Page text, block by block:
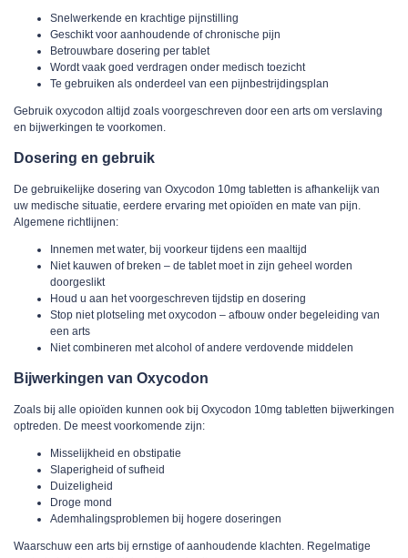
Snelwerkende en krachtige pijnstilling
Geschikt voor aanhoudende of chronische pijn
Betrouwbare dosering per tablet
Wordt vaak goed verdragen onder medisch toezicht
Te gebruiken als onderdeel van een pijnbestrijdingsplan
Gebruik oxycodon altijd zoals voorgeschreven door een arts om verslaving
en bijwerkingen te voorkomen.
Dosering en gebruik
De gebruikelijke dosering van Oxycodon 10mg tabletten is afhankelijk van
uw medische situatie, eerdere ervaring met opioïden en mate van pijn.
Algemene richtlijnen:
Innemen met water, bij voorkeur tijdens een maaltijd
Niet kauwen of breken – de tablet moet in zijn geheel worden
doorgeslikt
Houd u aan het voorgeschreven tijdstip en dosering
Stop niet plotseling met oxycodon – afbouw onder begeleiding van
een arts
Niet combineren met alcohol of andere verdovende middelen
Bijwerkingen van Oxycodon
Zoals bij alle opioïden kunnen ook bij Oxycodon 10mg tabletten bijwerkingen
optreden. De meest voorkomende zijn:
Misselijkheid en obstipatie
Slaperigheid of sufheid
Duizeligheid
Droge mond
Ademhalingsproblemen bij hogere doseringen
Waarschuw een arts bij ernstige of aanhoudende klachten. Regelmatige